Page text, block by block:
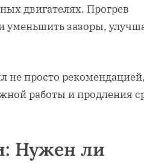
двигателях. Прогрев
уменьшить зазоры,
не просто
работы и продления
Нужен ли